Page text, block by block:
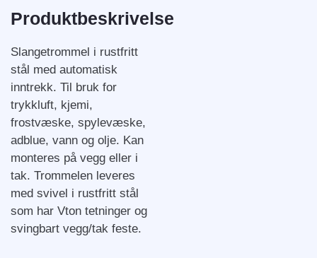
Produktbeskrivelse
Slangetrommel i rustfritt
stål med automatisk
inntrekk. Til bruk for
trykkluft, kjemi,
frostvæske, spylevæske,
adblue, vann og olje. Kan
monteres på vegg eller i
tak. Trommelen leveres
med svivel i rustfritt stål
som har Vton tetninger og
svingbart vegg/tak feste.